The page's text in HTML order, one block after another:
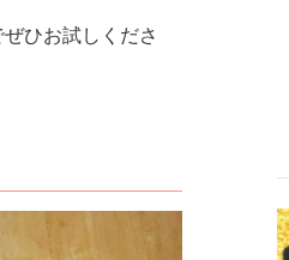
ひお試しくださ